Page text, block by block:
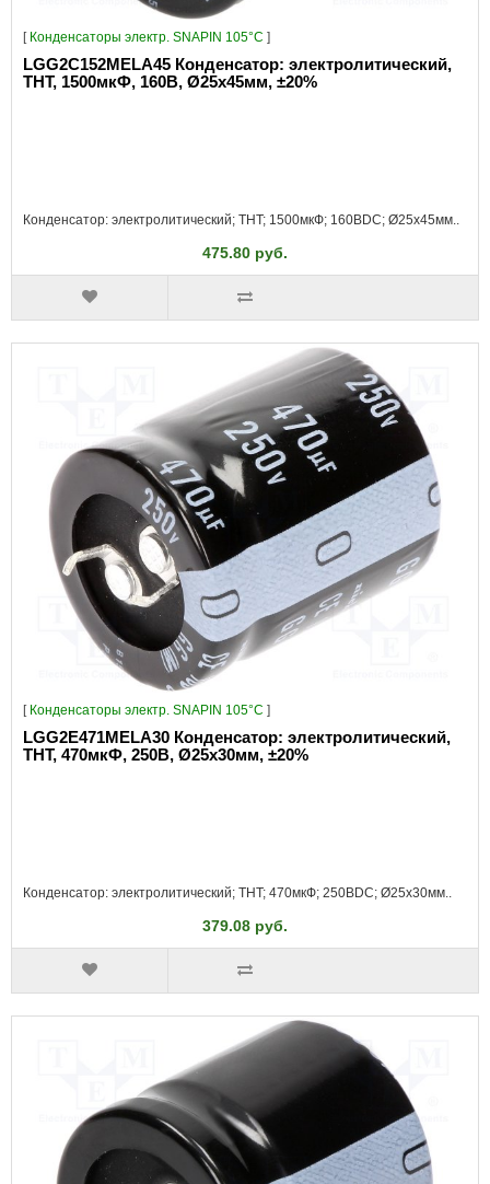
[ Конденсаторы электр. SNAPIN 105°C ]
LGG2C152MELA45 Конденсатор: электролитический,
THT, 1500мкФ, 160В, Ø25x45мм, ±20%
Конденсатор: электролитический; THT; 1500мкФ; 160ВDC; Ø25x45мм..
475.80 руб.
[ Конденсаторы электр. SNAPIN 105°C ]
LGG2E471MELA30 Конденсатор: электролитический,
THT, 470мкФ, 250В, Ø25x30мм, ±20%
Конденсатор: электролитический; THT; 470мкФ; 250ВDC; Ø25x30мм..
379.08 руб.